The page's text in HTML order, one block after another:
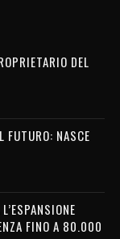
DEL
NASCE
FINO A 80.000